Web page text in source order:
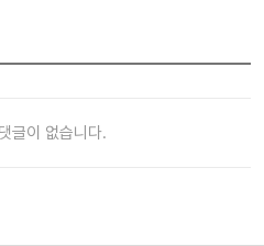
글이 없습니다.